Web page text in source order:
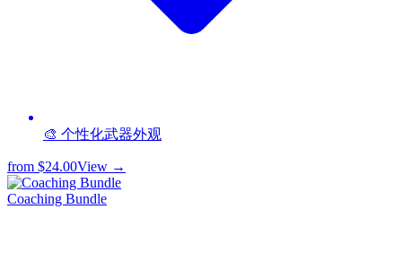
🎨 个性化武器外观
from $24.00View →
Coaching Bundle